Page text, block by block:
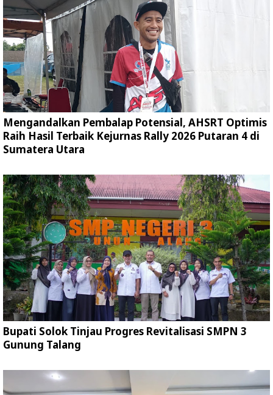
Mengandalkan Pembalap Potensial, AHSRT Optimis
Raih Hasil Terbaik Kejurnas Rally 2026 Putaran 4 di
Sumatera Utara
Bupati Solok Tinjau Progres Revitalisasi SMPN 3
Gunung Talang